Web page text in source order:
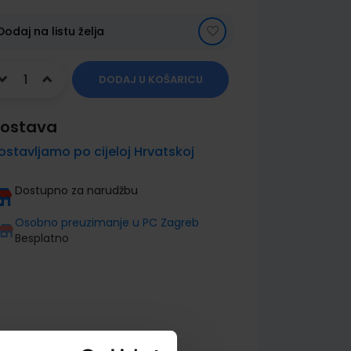
na listu želja
DODAJ U KOŠARICU
po cijeloj Hrvatskoj
Dostupno za narudžbu
Osobno preuzimanje u PC Zagreb
Besplatno